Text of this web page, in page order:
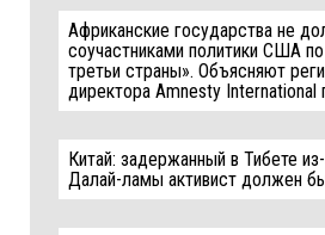
Африканские государства не
соучастниками политики США
третьи страны». Объясняют
директора Amnesty International
Китай: задержанный в Тибете
Далай-ламы активист должен